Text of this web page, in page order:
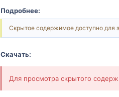
Подробнее:
Скрытое содержимое доступно для
Скачать:
Для просмотра скрытого